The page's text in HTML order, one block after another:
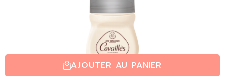
AJOUTER AU PANIER